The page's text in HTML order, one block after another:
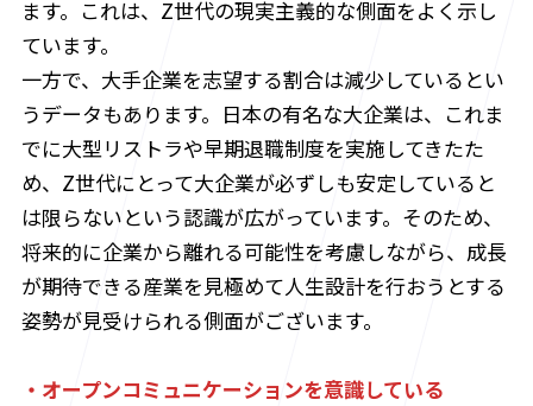
ます。これは、Z世代の現実主義的な側面をよく示し
ています。
一方で、大手企業を志望する割合は減少しているとい
うデータもあります。日本の有名な大企業は、これま
でに大型リストラや早期退職制度を実施してきたた
め、Z世代にとって大企業が必ずしも安定していると
は限らないという認識が広がっています。そのため、
将来的に企業から離れる可能性を考慮しながら、成長
が期待できる産業を見極めて人生設計を行おうとする
姿勢が見受けられる側面がございます。
・オープンコミュニケーションを意識している